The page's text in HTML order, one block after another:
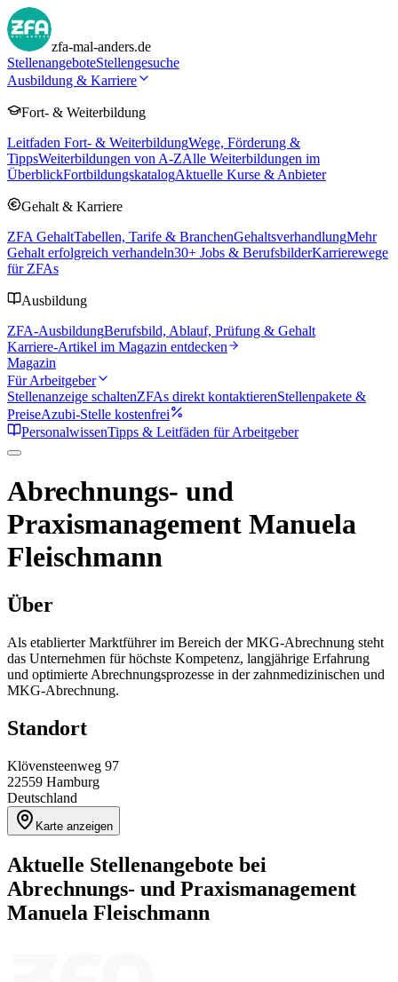
zfa-mal-anders.de
StellenangeboteStellengesuche
Ausbildung & Karriere
Fort- & Weiterbildung
Leitfaden Fort- & WeiterbildungWege, Förderung &
TippsWeiterbildungen von A-ZAlle Weiterbildungen im
ÜberblickFortbildungskatalogAktuelle Kurse & Anbieter
Gehalt & Karriere
ZFA GehaltTabellen, Tarife & BranchenGehaltsverhandlungMehr
Gehalt erfolgreich verhandeln30+ Jobs & BerufsbilderKarrierewege
für ZFAs
Ausbildung
ZFA-AusbildungBerufsbild, Ablauf, Prüfung & Gehalt
Karriere-Artikel im Magazin entdecken
Magazin
Für Arbeitgeber
Stellenanzeige schaltenZFAs direkt kontaktierenStellenpakete &
PreiseAzubi-Stelle kostenfrei
PersonalwissenTipps & Leitfäden für Arbeitgeber
Abrechnungs- und
Praxismanagement Manuela
Fleischmann
Über
Als etablierter Marktführer im Bereich der MKG-Abrechnung steht
das Unternehmen für höchste Kompetenz, langjährige Erfahrung
und optimierte Abrechnungsprozesse in der zahnmedizinischen und
MKG-Abrechnung.
Standort
Klövensteenweg 97
22559 Hamburg
Deutschland
Karte anzeigen
Aktuelle Stellenangebote bei
Abrechnungs- und Praxismanagement
Manuela Fleischmann